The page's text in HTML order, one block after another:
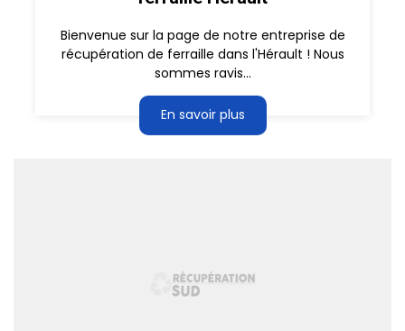
Bienvenue sur la page de notre entreprise de
récupération de ferraille dans l'Hérault ! Nous
sommes ravis...
En savoir plus